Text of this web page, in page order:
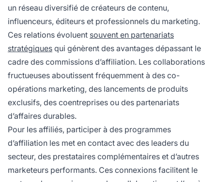
un réseau diversifié de créateurs de contenu,
influenceurs, éditeurs et professionnels du marketing.
Ces relations évoluent souvent en partenariats
stratégiques qui génèrent des avantages dépassant le
cadre des commissions d’affiliation. Les collaborations
fructueuses aboutissent fréquemment à des co-
opérations marketing, des lancements de produits
exclusifs, des coentreprises ou des partenariats
d’affaires durables.
Pour les affiliés, participer à des programmes
d’affiliation les met en contact avec des leaders du
secteur, des prestataires complémentaires et d’autres
marketeurs performants. Ces connexions facilitent le